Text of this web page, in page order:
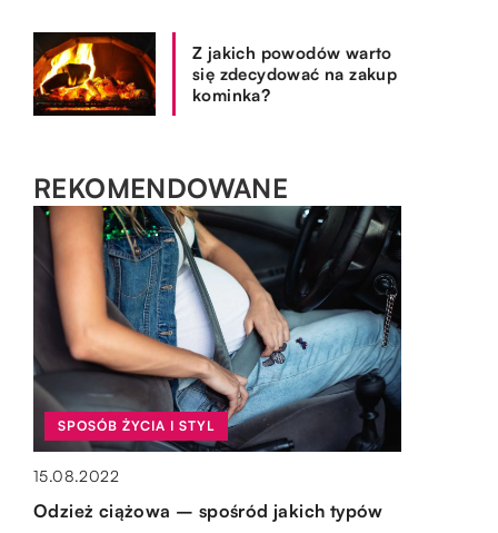
Z jakich powodów warto
się zdecydować na zakup
kominka?
REKOMENDOWANE
OGRÓD I DOM
15.10.2019
SPOSÓB ŻYCIA I STYL
15.08.2022
Odzież ciążowa – spośród jakich typów
OGRÓD I DOM
03.01.2022
WYPOCZYNEK I HOBBY
14.05.2022
Jakiego typu atrakcje mogą czekać na